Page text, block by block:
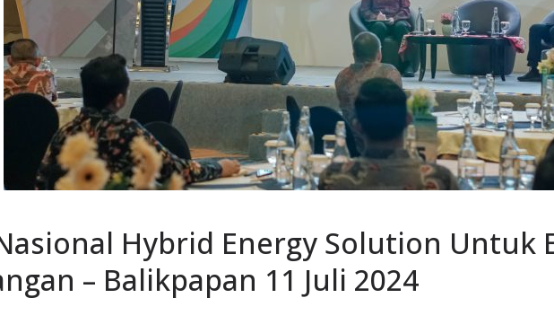
Hybrid Energy Solution Untuk
– Balikpapan 11 Juli 2024